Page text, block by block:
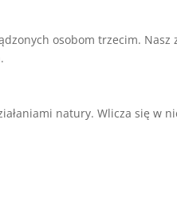
osobom trzecim. Nasz
natury. Wlicza się w